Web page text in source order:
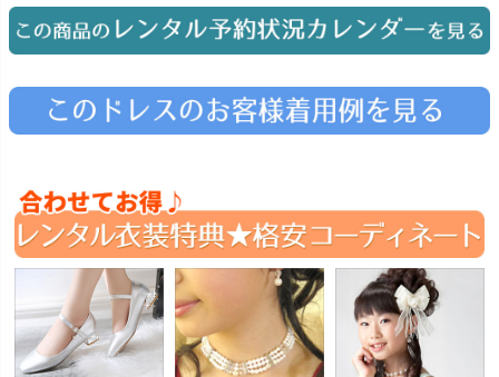
Angel's Photo Studio
予約 Web または お電話
特典 ヘアメイク・着付け